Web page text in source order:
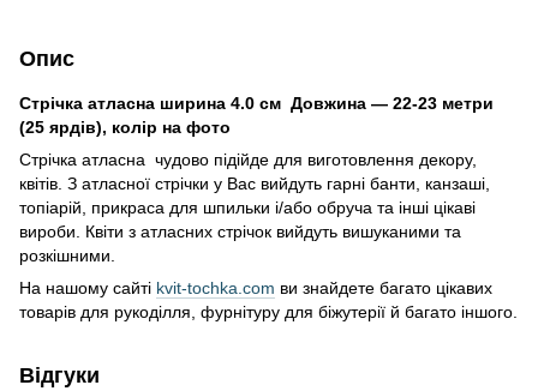
Опис
Стрічка атласна ширина 4.0 см Довжина — 22-23 метри
(25 ярдів), колір на фото
Стрічка атласна чудово підійде для виготовлення декору,
квітів. З атласної стрічки у Вас вийдуть гарні банти, канзаші,
топіарій, прикраса для шпильки і/або обруча та інші цікаві
вироби. Квіти з атласних стрічок вийдуть вишуканими та
розкішними.
На нашому сайті kvit-tochka.com ви знайдете багато цікавих
товарів для рукоділля, фурнітуру для біжутерії й багато іншого.
Відгуки